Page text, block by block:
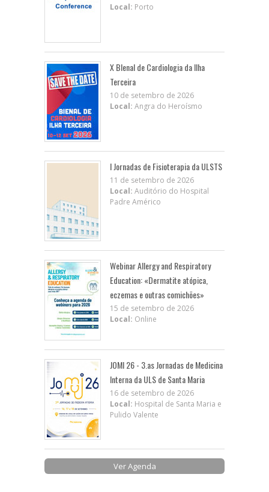
Local: Porto
X BIenal de Cardiologia da Ilha
Terceira
10 de setembro de 2026
Local: Angra do Heroísmo
I Jornadas de Fisioterapia da ULSTS
11 de setembro de 2026
Local: Auditório do Hospital
Padre Américo
Webinar Allergy and Respiratory
Education: «Dermatite atópica,
eczemas e outras comichões»
15 de setembro de 2026
Local: Online
JOMI 26 - 3.as Jornadas de Medicina
Interna da ULS de Santa Maria
16 de setembro de 2026
Local: Hospital de Santa Maria e
Pulido Valente
Ver Agenda